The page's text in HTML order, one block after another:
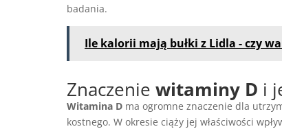
badania.
Ile kalorii mają bułki z Lidla - czy
Znaczenie witaminy D i
Witamina D ma ogromne znaczenie dla
kostnego. W okresie ciąży jej właściwości